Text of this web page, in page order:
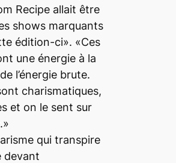
Recipe allait être
shows marquants
édition-ci». «Ces
une énergie à la
l’énergie brute.
charismatiques,
et on le sent sur
qui transpire
devant